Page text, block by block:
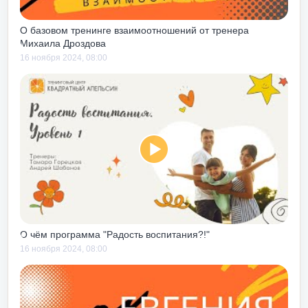
будет) – ты погрузишься
но только прожив
говорить о понимании
от
«удара под дых». На
советую сходить
ты находишься в
воспринимать картинку
ассистентом – по
роста с Центром, тренинг
личностная
на торте». В легкой,
форме с
здесь рассказано
с которыми
в ежедневной
О базовом тренинге взаимоотношений от тренера
Михаила Дроздова
16 ноября 2024, 08:00
О чём программа "Радость воспитания?!"
16 ноября 2024, 08:00